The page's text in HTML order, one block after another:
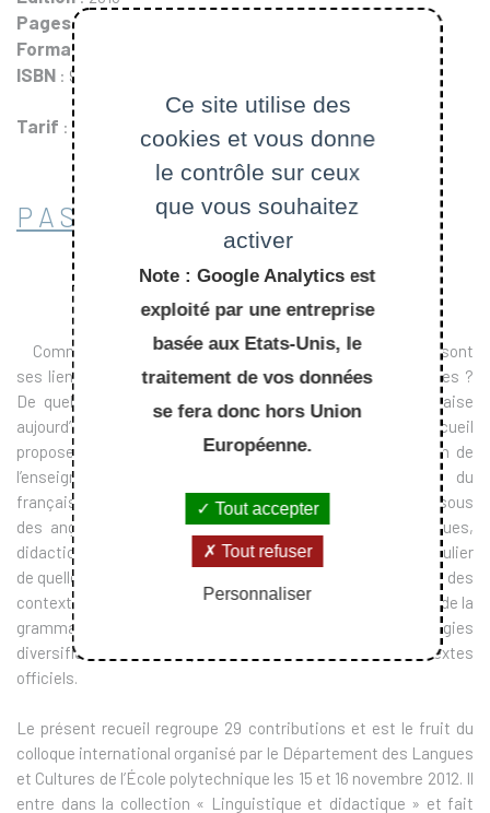
Pages: 450
Format
ISBN : 978-2-7302-1621-0 (9782730216210)
Tarif : 28.50 €
PASSER COMMANDE
Comment écrire une grammaire d’apprentissage ? Quels sont
ses liens avec les grammaires descriptives et scientifiques ?
De quelle manière doit-on enseigner la grammaire française
aujourd’hui ? Et de quelle(s) grammaire(s) parle-t-on ? Ce recueil
propose de faire un état des lieux concernant la question de
l’enseignement et de l’apprentissage de la grammaire du
français. Il s’agit ici d’envisager de nouvelles perspectives sous
des angles interdisciplinaires issus de travaux linguistiques,
didactiques, sociologiques, historiques et de voir en particulier
de quelle manière sont utilisées les grammaires en fonction des
contextes d’apprentissage. Les approches d’enseignement de la
grammaire sont multiples et suscitent des pédagogies
diversifiées. Un intérêt particulier est aussi donné aux textes
officiels.
Le présent recueil regroupe 29 contributions et est le fruit du
colloque international organisé par le Département des Langues
et Cultures de l’École polytechnique les 15 et 16 novembre 2012. Il
entre dans la collection « Linguistique et didactique » et fait
Ce site utilise des
cookies et vous donne
le contrôle sur ceux
que vous souhaitez
activer
Note : Google Analytics est
exploité par une entreprise
basée aux Etats-Unis, le
traitement de vos données
se fera donc hors Union
Européenne.
Tout accepter
Tout refuser
Personnaliser